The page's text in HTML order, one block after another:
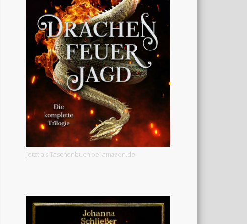
Jetzt als Taschenbuch bei amazon.de